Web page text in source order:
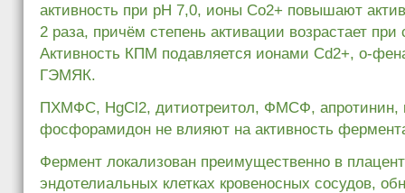
активность при pH 7,0, ионы Co2+ повышают
2 раза, причём степень активации возрастает
Активность КПM подавляется ионами Cd2+, о-
ГЭМЯК.
ПХМФС, HgCl2, дитиотреитол, ФМСФ, апротинин,
фосфорамидон не влияют на активность
Фермент локализован преимущественно в
эндотелиальных клетках кровеносных сосудов,